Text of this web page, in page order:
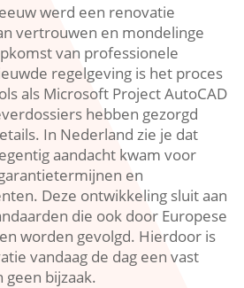
werd een renovatie
vertrouwen en mondelinge
van professionele
regelgeving is het proces
als Microsoft Project AutoCAD
hebben gezorgd
In Nederland zie je dat
aandacht kwam voor
en
Deze ontwikkeling sluit aan
die ook door Europese
worden gevolgd.​ Hierdoor is
vandaag de dag een vast
geen bijzaak.​